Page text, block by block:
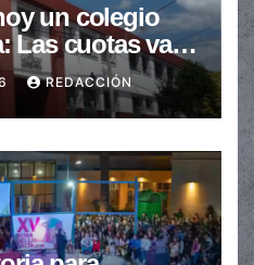
un colegio
Las cuotas van
de $600.000
REDACCIÓN